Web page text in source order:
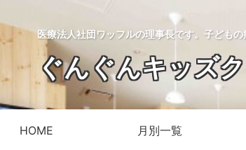
医療法人社団ワッフルの理事長です。子ども
ぐんぐんキッズ
HOME 月別一覧